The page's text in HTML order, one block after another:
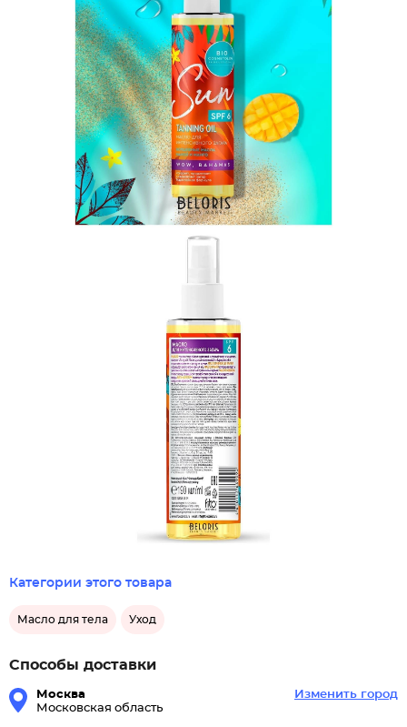
Категории этого товара
Масло для тела Уход
Способы доставки
Москва
Московская область
Изменить город